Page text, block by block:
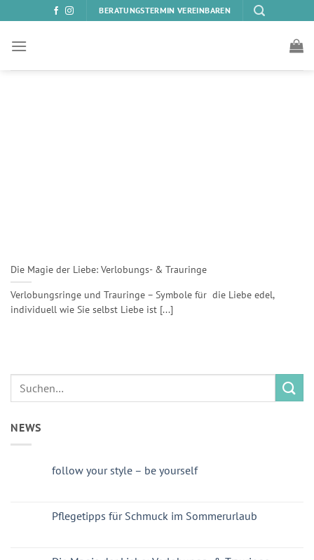
Inhalt
springen
BERATUNGSTERMIN VEREINBAREN
Die Magie der Liebe: Verlobungs- & Trauringe
Verlobungsringe und Trauringe – Symbole für die Liebe edel,
individuell wie Sie selbst Liebe ist [...]
NEWS
follow your style – be yourself
Pflegetipps für Schmuck im Sommerurlaub